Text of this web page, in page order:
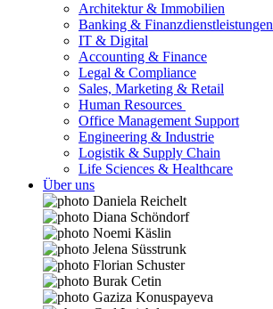
Architektur & Immobilien
Banking & Finanzdienstleistungen
IT & Digital
Accounting & Finance
Legal & Compliance
Sales, Marketing & Retail
Human Resources
Office Management Support
Engineering & Industrie
Logistik & Supply Chain
Life Sciences & Healthcare
Über uns